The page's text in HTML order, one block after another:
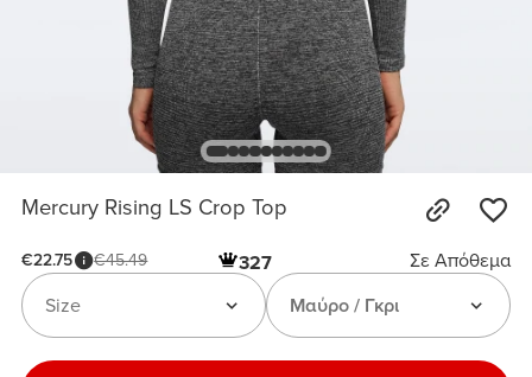
Mercury Rising LS Crop Top
€22.75 €45.49 327
Σε Απόθεμα
Μαύρο / Γκρι
Size